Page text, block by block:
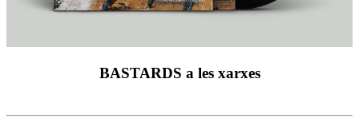
BASTARDS a les xarxes